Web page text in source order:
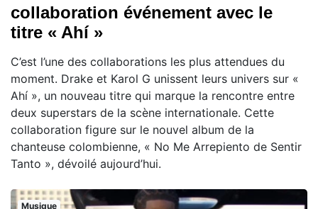
collaboration événement avec le
titre « Ahí »
C’est l’une des collaborations les plus attendues du
moment. Drake et Karol G unissent leurs univers sur «
Ahí », un nouveau titre qui marque la rencontre entre
deux superstars de la scène internationale. Cette
collaboration figure sur le nouvel album de la
chanteuse colombienne, « No Me Arrepiento de Sentir
Tanto », dévoilé aujourd’hui.
Musique